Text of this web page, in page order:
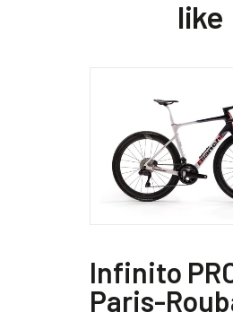
like
ha
più
Infinito
Paris-